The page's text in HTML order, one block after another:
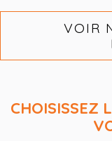
VOIR
CHOISISSEZ